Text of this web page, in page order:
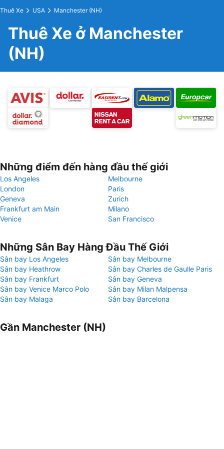
Thuê Xe USA Manchester (NH)
Thuê Xe ở Manchester
(NH)
Những điểm đến hàng đầu thế giới
Los Angeles
Melbourne
London
Paris
Geneva
Zurich
Frankfurt am Main
Milano
Venice
San Francisco
Những Sân Bay Hàng Đầu Thế Giới
Sân bay Los Angeles
Sân bay Melbourne
Sân bay Heathrow
Sân bay Charles de Gaulle Paris
Sân bay Frankfurt
Sân bay Geneva
Sân bay Venice Marco Polo
Sân bay Milan Malpensa
Sân bay Malaga
Sân bay Barcelona
Gần Manchester (NH)